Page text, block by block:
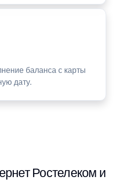
баланса с карты
дату.
Ростелеком и